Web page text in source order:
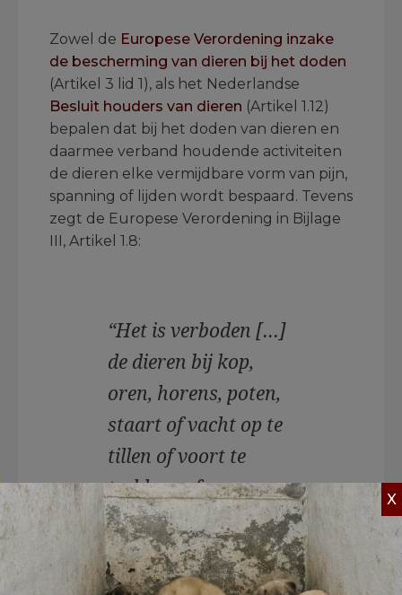
Zowel de Europese Verordening inzake
de bescherming van dieren bij het doden
(Artikel 3 lid 1), als het Nederlandse
Besluit houders van dieren (Artikel 1.12)
bepalen dat bij het doden van dieren en
daarmee verband houdende activiteiten
de dieren elke vermijdbare vorm van pijn,
spanning of lijden wordt bespaard. Tevens
zegt de Europese Verordening in Bijlage
III, Artikel 1.8:
“Het is verboden […]
de dieren bij kop,
oren, horens, poten,
staart of vacht op te
tillen of voort te
trekken, of ze
zodanig te
behandelen dat het
hun pijn of
X